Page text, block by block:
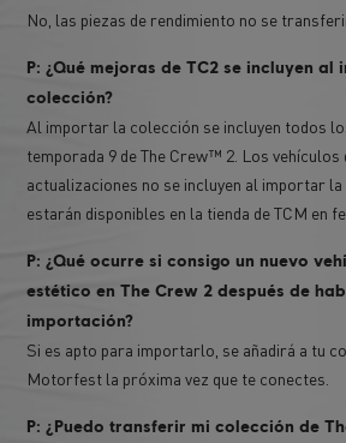
No, las piezas de rendimiento no se
P: ¿Qué mejoras de TC2 se incluyen al
colección?
Al importar la colección se incluyen todos
temporada 9 de The Crew™ 2. Los
actualizaciones no se incluyen al importar
estarán disponibles en la tienda de TCM en
P: ¿Qué ocurre si consigo un nuevo
estético en The Crew 2 después de
importación?
Si es apto para importarlo, se añadirá a tu
Motorfest la próxima vez que te conectes.
P: ¿Puedo transferir mi colección de